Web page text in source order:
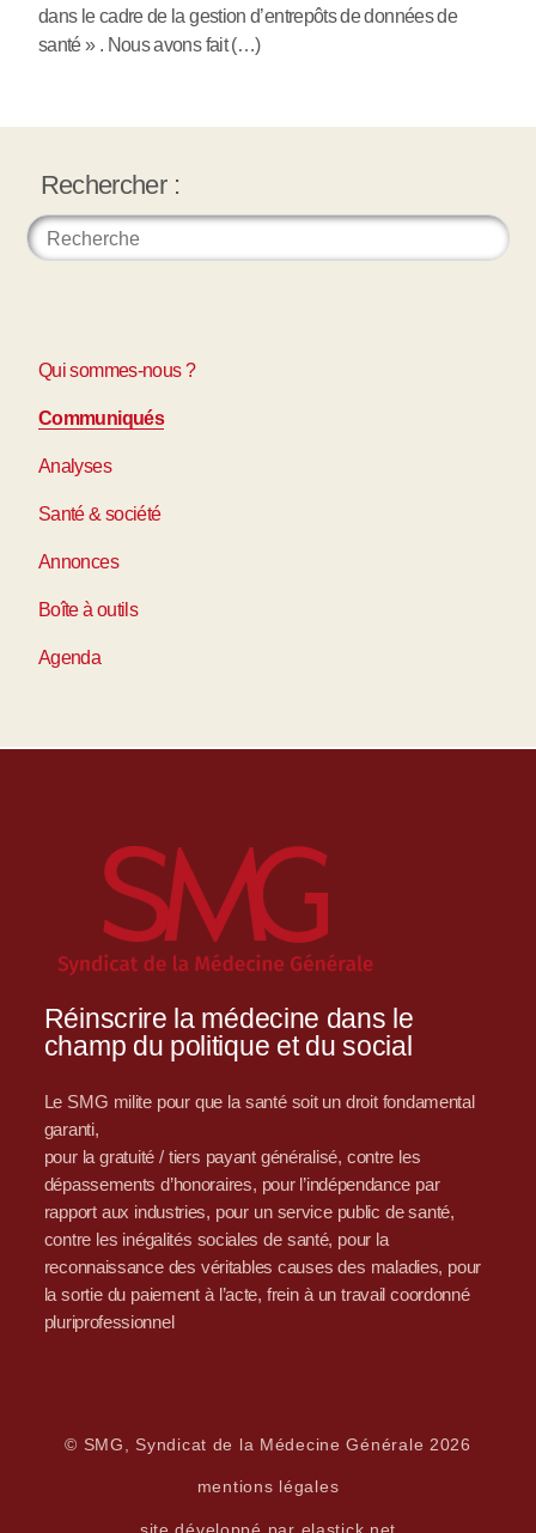
dans le cadre de la gestion d’entrepôts de données de
santé » . Nous avons fait (…)
Rechercher :
Qui sommes-nous ?
Communiqués
Analyses
Santé & société
Annonces
Boîte à outils
Agenda
Réinscrire la médecine dans le
champ du politique et du social
Le SMG milite pour que la santé soit un droit fondamental
garanti,
pour la gratuité / tiers payant généralisé, contre les
dépassements d’honoraires, pour l’indépendance par
rapport aux industries, pour un service public de santé,
contre les inégalités sociales de santé, pour la
reconnaissance des véritables causes des maladies, pour
la sortie du paiement à l’acte, frein à un travail coordonné
pluriprofessionnel
© SMG, Syndicat de la Médecine Générale 2026
mentions légales
site développé par elastick.net